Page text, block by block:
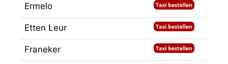
Ermelo
Etten Leur
Franeker